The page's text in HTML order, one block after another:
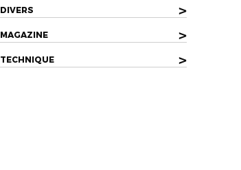
DIVERS >
MAGAZINE >
TECHNIQUE >